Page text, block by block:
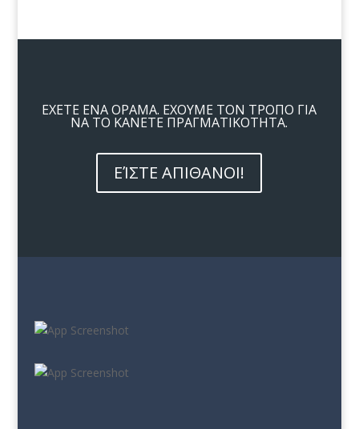
ΕΧΕΤΕ ΕΝΑ ΟΡΑΜΑ. ΕΧΟΥΜΕ ΤΟΝ ΤΡΟΠΟ ΓΙΑ
ΝΑ ΤΟ ΚΑΝΕΤΕ ΠΡΑΓΜΑΤΙΚΟΤΗΤΑ.
ΕΊΣΤΕ ΑΠΙΘΑΝΟΙ!